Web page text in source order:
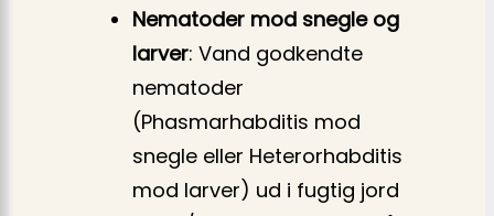
Nematoder mod snegle og
larver: Vand godkendte
nematoder
(Phasmarhabditis mod
snegle eller Heterorhabditis
mod larver) ud i fugtig jord